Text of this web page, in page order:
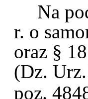
Na
r. o
oraz §
(Dz.
poz.